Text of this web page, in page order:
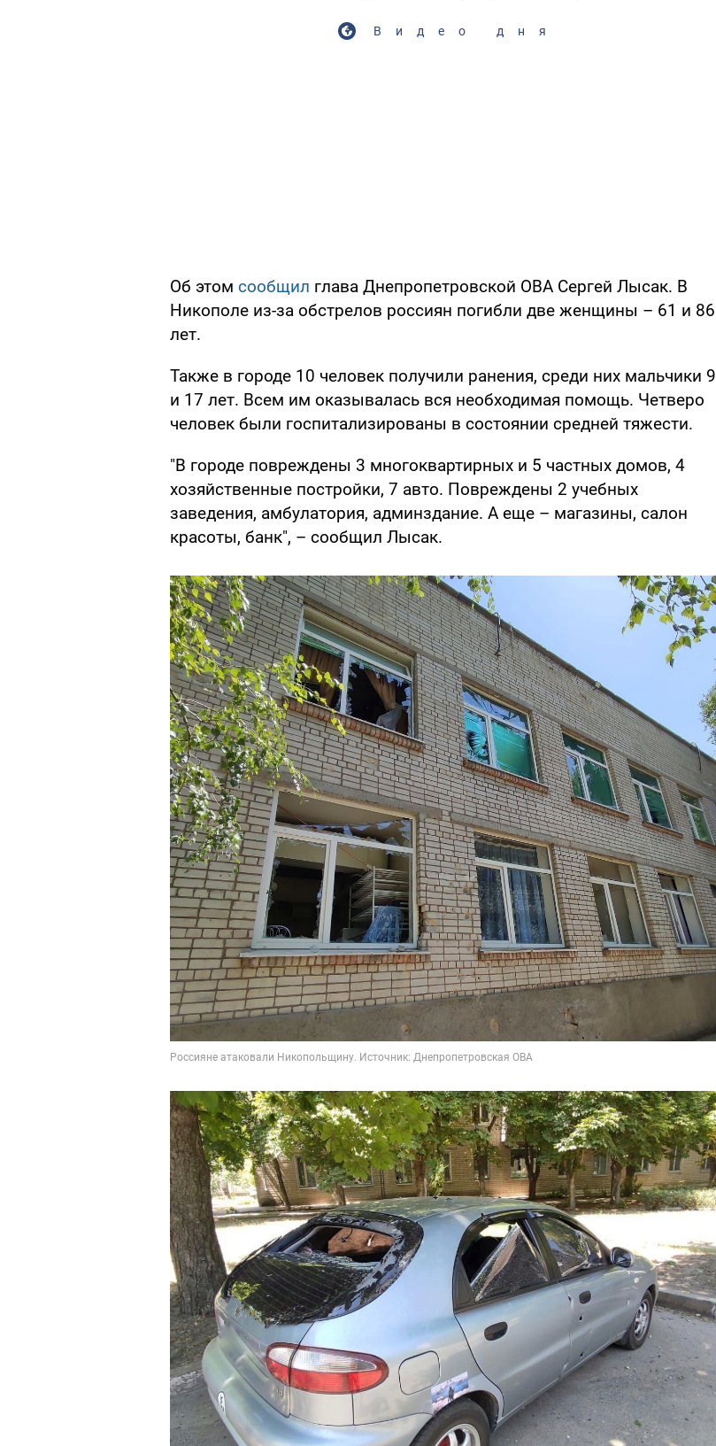
Видео дня
Об этом сообщил глава Днепропетровской ОВА Сергей Лысак. В
Никополе из-за обстрелов россиян погибли две женщины – 61 и 86
лет.
Также в городе 10 человек получили ранения, среди них мальчики 9
и 17 лет. Всем им оказывалась вся необходимая помощь. Четверо
человек были госпитализированы в состоянии средней тяжести.
"В городе повреждены 3 многоквартирных и 5 частных домов, 4
хозяйственные постройки, 7 авто. Повреждены 2 учебных
заведения, амбулатория, админздание. А еще – магазины, салон
красоты, банк", – сообщил Лысак.